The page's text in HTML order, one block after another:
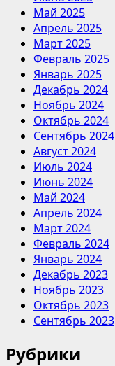
Май 2025
Апрель 2025
Март 2025
Февраль 2025
Январь 2025
Декабрь 2024
Ноябрь 2024
Октябрь 2024
Сентябрь 2024
Август 2024
Июль 2024
Июнь 2024
Май 2024
Апрель 2024
Март 2024
Февраль 2024
Январь 2024
Декабрь 2023
Ноябрь 2023
Октябрь 2023
Сентябрь 2023
Рубрики